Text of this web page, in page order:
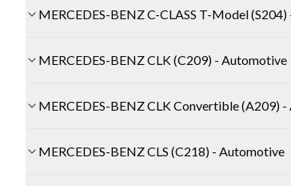
MERCEDES-BENZ C-CLASS T-Model
MERCEDES-BENZ CLK (C209) - Automotive
MERCEDES-BENZ CLK Convertible (A209)
MERCEDES-BENZ CLS (C218) - Automotive